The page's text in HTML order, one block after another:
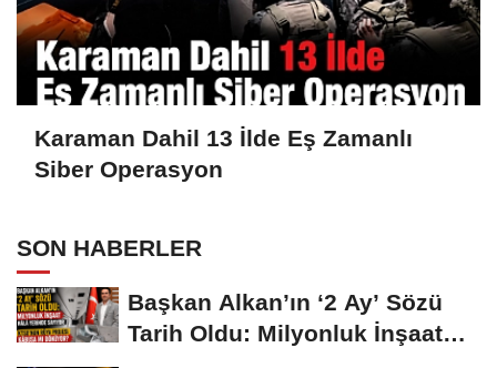
Karaman Dahil 13 İlde Eş Zamanlı
Siber Operasyon
SON HABERLER
Başkan Alkan’ın ‘2 Ay’ Sözü
Tarih Oldu: Milyonluk İnşaat